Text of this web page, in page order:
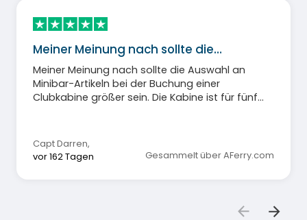
Meiner Meinung nach sollte die…
Meiner Meinung nach sollte die Auswahl an
Minibar-Artikeln bei der Buchung einer
Clubkabine größer sein. Die Kabine ist für fünf
Kaffee durch eine bessere Qualität ersetzt
würde.
Capt Darren,
vor 162 Tagen
Gesammelt über AFerry.com